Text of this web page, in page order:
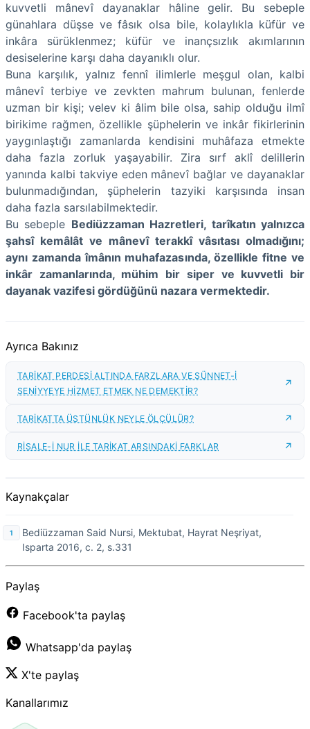
kuvvetli mânevî dayanaklar hâline gelir. Bu sebeple
günahlara düşse ve fâsık olsa bile, kolaylıkla küfür ve
inkâra sürüklenmez; küfür ve inançsızlık akımlarının
desiselerine karşı daha dayanıklı olur.
Buna karşılık, yalnız fennî ilimlerle meşgul olan, kalbi
mânevî terbiye ve zevkten mahrum bulunan, fenlerde
uzman bir kişi; velev ki âlim bile olsa, sahip olduğu ilmî
birikime rağmen, özellikle şüphelerin ve inkâr fikirlerinin
yaygınlaştığı zamanlarda kendisini muhâfaza etmekte
daha fazla zorluk yaşayabilir. Zira sırf aklî delillerin
yanında kalbi takviye eden mânevî bağlar ve dayanaklar
bulunmadığından, şüphelerin tazyiki karşısında insan
daha fazla sarsılabilmektedir.
Bu sebeple Bediüzzaman Hazretleri, tarîkatın yalnızca
şahsî kemâlât ve mânevî terakkî vâsıtası olmadığını;
aynı zamanda îmânın muhafazasında, özellikle fitne ve
inkâr zamanlarında, mühim bir siper ve kuvvetli bir
dayanak vazifesi gördüğünü nazara vermektedir.
Ayrıca Bakınız
TARİKAT PERDESİ ALTINDA FARZLARA VE SÜNNET-İ
SENİYYEYE HİZMET ETMEK NE DEMEKTİR?
TARİKATTA ÜSTÜNLÜK NEYLE ÖLÇÜLÜR?
RİSALE-İ NUR İLE TARİKAT ARSINDAKİ FARKLAR
Kaynakçalar
Bediüzzaman Said Nursi, Mektubat, Hayrat Neşriyat,
Isparta 2016, c. 2, s.331
Paylaş
Facebook'ta paylaş
Whatsapp'da paylaş
X'te paylaş
Kanallarımız